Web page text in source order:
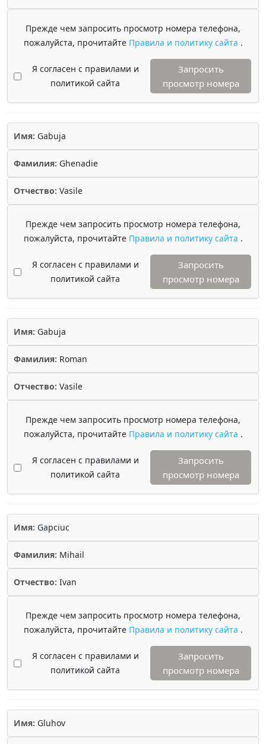
Прежде чем запросить просмотр номера телефона,
пожалуйста, прочитайте Правила и политику сайта .
Я согласен с правилами и
политикой сайта
Запросить
просмотр номера
Имя: Gabuja
Фамилия: Ghenadie
Отчество: Vasile
Прежде чем запросить просмотр номера телефона,
пожалуйста, прочитайте Правила и политику сайта .
Я согласен с правилами и
политикой сайта
Запросить
просмотр номера
Имя: Gabuja
Фамилия: Roman
Отчество: Vasile
Прежде чем запросить просмотр номера телефона,
пожалуйста, прочитайте Правила и политику сайта .
Я согласен с правилами и
политикой сайта
Запросить
просмотр номера
Имя: Gapciuc
Фамилия: Mihail
Отчество: Ivan
Прежде чем запросить просмотр номера телефона,
пожалуйста, прочитайте Правила и политику сайта .
Я согласен с правилами и
политикой сайта
Запросить
просмотр номера
Имя: Gluhov